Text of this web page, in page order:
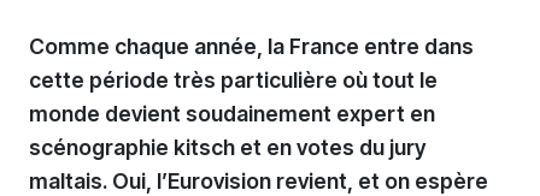
Comme chaque année, la France entre dans
cette période très particulière où tout le
monde devient soudainement expert en
scénographie kitsch et en votes du jury
maltais. Oui, l’Eurovision revient, et on espère